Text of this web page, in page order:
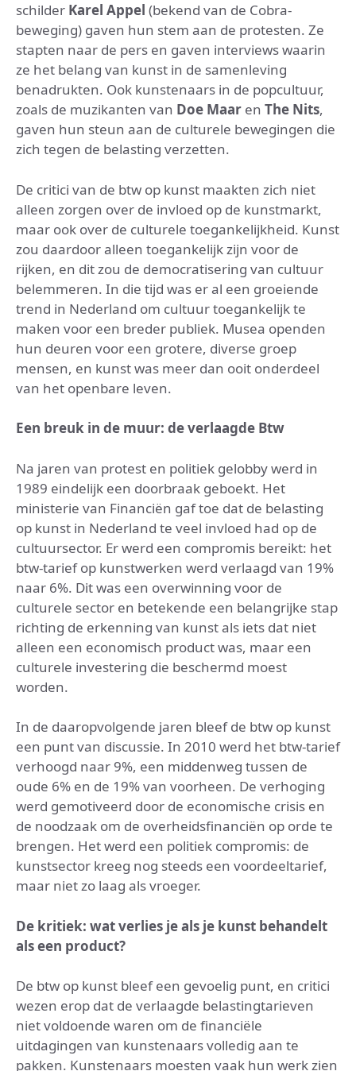
schilder Karel Appel (bekend van de Cobra-
beweging) gaven hun stem aan de protesten. Ze
stapten naar de pers en gaven interviews waarin
ze het belang van kunst in de samenleving
benadrukten. Ook kunstenaars in de popcultuur,
zoals de muzikanten van Doe Maar en The Nits,
gaven hun steun aan de culturele bewegingen die
zich tegen de belasting verzetten.
De critici van de btw op kunst maakten zich niet
alleen zorgen over de invloed op de kunstmarkt,
maar ook over de culturele toegankelijkheid. Kunst
zou daardoor alleen toegankelijk zijn voor de
rijken, en dit zou de democratisering van cultuur
belemmeren. In die tijd was er al een groeiende
trend in Nederland om cultuur toegankelijk te
maken voor een breder publiek. Musea openden
hun deuren voor een grotere, diverse groep
mensen, en kunst was meer dan ooit onderdeel
van het openbare leven.
Een breuk in de muur: de verlaagde Btw
Na jaren van protest en politiek gelobby werd in
1989 eindelijk een doorbraak geboekt. Het
ministerie van Financiën gaf toe dat de belasting
op kunst in Nederland te veel invloed had op de
cultuursector. Er werd een compromis bereikt: het
btw-tarief op kunstwerken werd verlaagd van 19%
naar 6%. Dit was een overwinning voor de
culturele sector en betekende een belangrijke stap
richting de erkenning van kunst als iets dat niet
alleen een economisch product was, maar een
culturele investering die beschermd moest
worden.
In de daaropvolgende jaren bleef de btw op kunst
een punt van discussie. In 2010 werd het btw-tarief
verhoogd naar 9%, een middenweg tussen de
oude 6% en de 19% van voorheen. De verhoging
werd gemotiveerd door de economische crisis en
de noodzaak om de overheidsfinanciën op orde te
brengen. Het werd een politiek compromis: de
kunstsector kreeg nog steeds een voordeeltarief,
maar niet zo laag als vroeger.
De kritiek: wat verlies je als je kunst behandelt
als een product?
De btw op kunst bleef een gevoelig punt, en critici
wezen erop dat de verlaagde belastingtarieven
niet voldoende waren om de financiële
uitdagingen van kunstenaars volledig aan te
pakken. Kunstenaars moesten vaak hun werk zien